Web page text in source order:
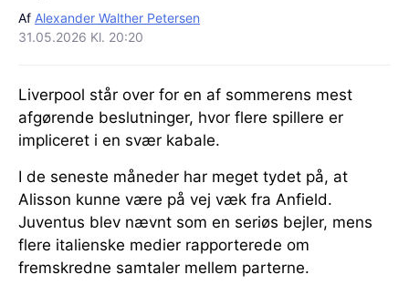
Af Alexander Walther Petersen
31.05.2026 Kl. 20:20
Liverpool står over for en af sommerens mest
afgørende beslutninger, hvor flere spillere er
impliceret i en svær kabale.
I de seneste måneder har meget tydet på, at
Alisson kunne være på vej væk fra Anfield.
Juventus blev nævnt som en seriøs bejler, mens
flere italienske medier rapporterede om
fremskredne samtaler mellem parterne.